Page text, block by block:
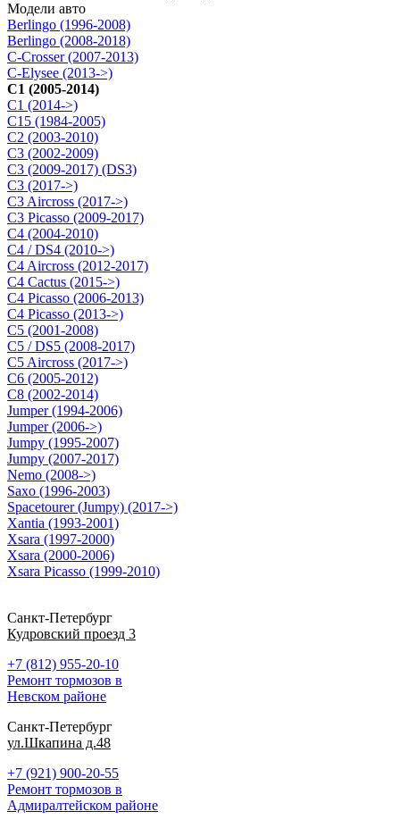
Модели авто
Berlingo (1996-2008)
Berlingo (2008-2018)
C-Crosser (2007-2013)
C-Elysee (2013->)
C1 (2005-2014)
C1 (2014->)
C15 (1984-2005)
C2 (2003-2010)
C3 (2002-2009)
C3 (2009-2017) (DS3)
C3 (2017->)
C3 Aircross (2017->)
C3 Picasso (2009-2017)
C4 (2004-2010)
C4 / DS4 (2010->)
C4 Aircross (2012-2017)
C4 Cactus (2015->)
C4 Picasso (2006-2013)
C4 Picasso (2013->)
C5 (2001-2008)
C5 / DS5 (2008-2017)
C5 Aircross (2017->)
C6 (2005-2012)
C8 (2002-2014)
Jumper (1994-2006)
Jumper (2006->)
Jumpy (1995-2007)
Jumpy (2007-2017)
Nemo (2008->)
Saxo (1996-2003)
Spacetourer (Jumpy) (2017->)
Xantia (1993-2001)
Xsara (1997-2000)
Xsara (2000-2006)
Xsara Picasso (1999-2010)
Санкт-Петербург
Кудровский проезд 3
+7 (812) 955-20-10
Ремонт тормозов в
Невском районе
Санкт-Петербург
ул.Шкапина д.48
+7 (921) 900-20-55
Ремонт тормозов в
Адмиралтейском районе